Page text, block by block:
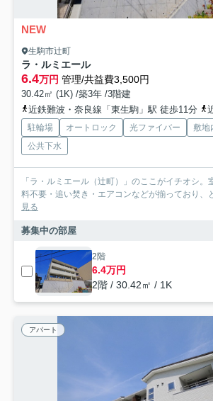
NEW
生駒市辻町
ラ・ルミエール
6.4万円 管理/共益費3,500円
30.42㎡ (1K) /築3年 /3階建
近鉄難波・奈良線「東生駒」駅 徒歩11分
駐輪場 オートロック 光ファイバー
敷地
公共下水
「ラ・ルミエール（辻町）」のここがイチオシ。
料不要・追い焚き・エアコンなどが揃っており、
見る
募集中の部屋
2階
6.4万円
2階 / 30.42㎡ / 1K
アパート